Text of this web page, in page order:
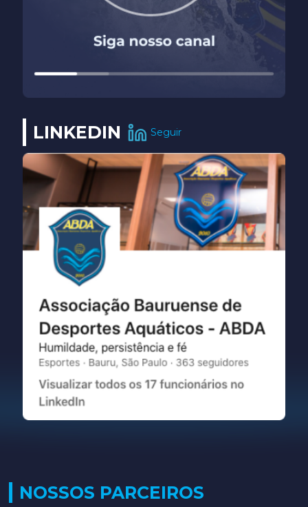
LINKEDIN Seguir
NOSSOS PARCEIROS